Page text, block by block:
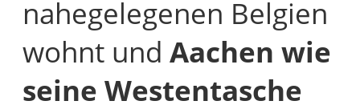
nahegelegenen Belgien
wohnt und Aachen wie
seine Westentasche